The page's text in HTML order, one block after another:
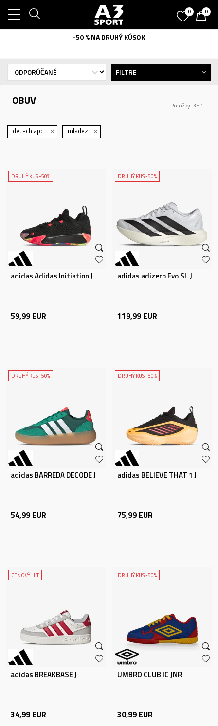
0 0
-50 % NA DRUHÝ KÚSOK
OBUV 350
Položky
FILTRE
deti-chlapci mladez
DRUHÝ KUS -50%
adidas Adidas Initiation J
59,99 EUR
DRUHÝ KUS -50%
adidas adizero Evo SL J
119,99 EUR
DRUHÝ KUS -50%
adidas BARREDA DECODE J
54,99 EUR
DRUHÝ KUS -50%
adidas BELIEVE THAT 1 J
75,99 EUR
CENOVÝ HIT
adidas BREAKBASE J
34,99 EUR
DRUHÝ KUS -50%
UMBRO CLUB IC JNR
30,99 EUR